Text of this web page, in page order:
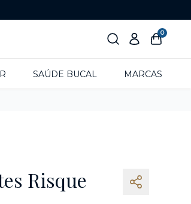
0
SAÚDE BUCAL MARCAS
Risque